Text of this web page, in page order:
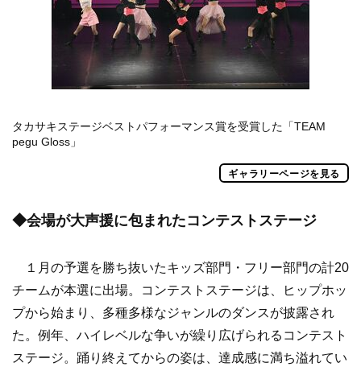
タカサキステージベストパフォーマンス賞を受賞した「TEAM
pegu Gloss」
ギャラリーページを見る
◆会場が大声援に包まれたコンテストステージ
１月の予選を勝ち抜いたキッズ部門・フリー部門の計20
チームが本選に出場。コンテストステージは、ヒップホッ
プから始まり、多種多様なジャンルのダンスが披露され
た。例年、ハイレベルな争いが繰り広げられるコンテスト
ステージ。踊り終えてからの姿は、達成感に満ち溢れてい